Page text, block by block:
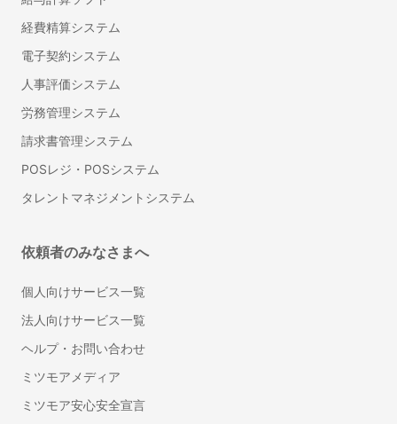
フローリング・床の張り替え
タイル工事
部屋の間仕切り・壁設置リフォーム
防音工事
トイレリフォーム・トイレ（便器）交換
洗面台（洗面所）のリフォーム・交換
ドア交換
雨樋の掃除
壁の撤去・間取り変更リフォーム
畳の張り替え・交換
キッチンのリフォーム
階段のリフォーム
手すり取り付け
網戸の張り替え・修理
経費精算システム
電子契約システム
人事評価システム
労務管理システム
請求書管理システム
POSレジ・POSシステム
タレントマネジメントシステム
依頼者のみなさまへ
個人向けサービス一覧
法人向けサービス一覧
ヘルプ・お問い合わせ
ミツモアメディア
ミツモア安心安全宣言